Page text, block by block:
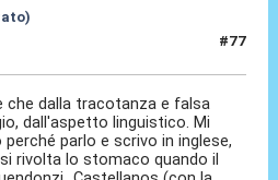
#77
dalla tracotanza e falsa
dall'aspetto linguistico. Mi
parlo e scrivo in inglese,
rivolta lo stomaco quando il